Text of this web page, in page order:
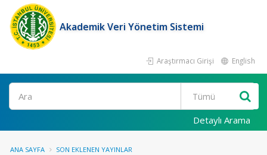
Akademik Veri Yönetim Sistemi
Araştırmacı Girişi English
Ara
Detaylı Arama
ANA SAYFA SON EKLENEN YAYINLAR